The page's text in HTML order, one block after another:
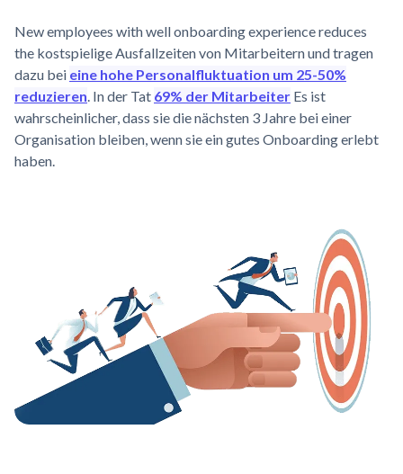
New employees with well onboarding experience reduces
the kostspielige Ausfallzeiten von Mitarbeitern und tragen
dazu bei eine hohe Personalfluktuation um 25-50%
reduzieren. In der Tat 69% der Mitarbeiter Es ist
wahrscheinlicher, dass sie die nächsten 3 Jahre bei einer
Organisation bleiben, wenn sie ein gutes Onboarding erlebt
haben.